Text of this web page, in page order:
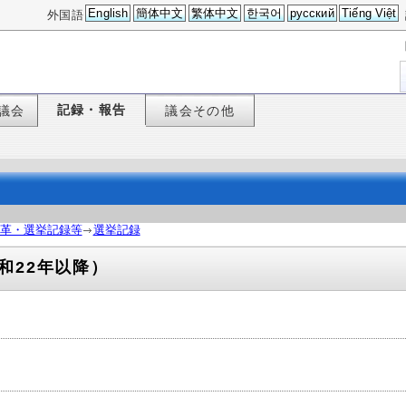
外国語 English 簡体中文 繁体中文 한국어 русский Tiếng Việt
会 記録・報告 議会その他
・選挙記録等 選挙記録
22年以降）